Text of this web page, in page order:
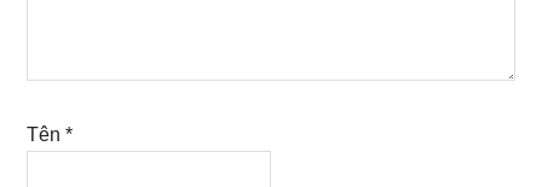
Tên*